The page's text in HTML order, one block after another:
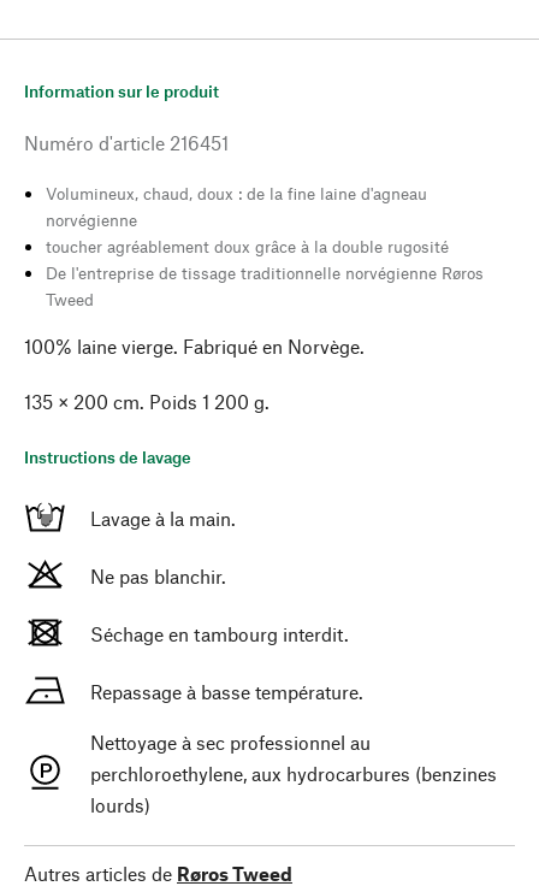
Information sur le produit
Numéro d'article 216451
Volumineux, chaud, doux : de la fine laine d'agneau
norvégienne
toucher agréablement doux grâce à la double rugosité
De l'entreprise de tissage traditionnelle norvégienne Røros
Tweed
100% laine vierge. Fabriqué en Norvège.
135 × 200 cm. Poids 1 200 g.
Instructions de lavage
Lavage à la main.
Ne pas blanchir.
Séchage en tambourg interdit.
Repassage à basse température.
Nettoyage à sec professionnel au
perchloroethylene, aux hydrocarbures (benzines
lourds)
Autres articles de Røros Tweed